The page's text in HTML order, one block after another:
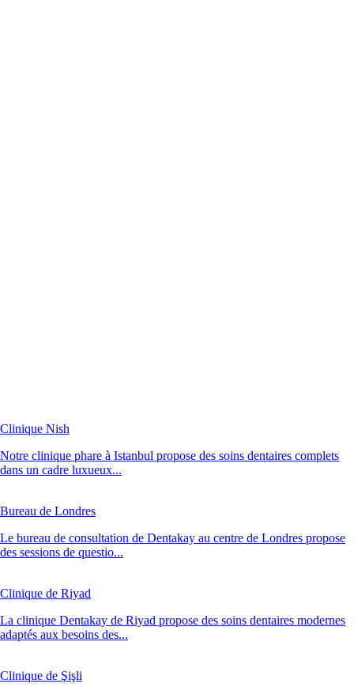
Clinique Nish
Notre clinique phare à Istanbul propose des soins dentaires complets
dans un cadre luxueux...
Bureau de Londres
Le bureau de consultation de Dentakay au centre de Londres propose
des sessions de questio...
Clinique de Riyad
La clinique Dentakay de Riyad propose des soins dentaires modernes
adaptés aux besoins des...
Clinique de Şişli